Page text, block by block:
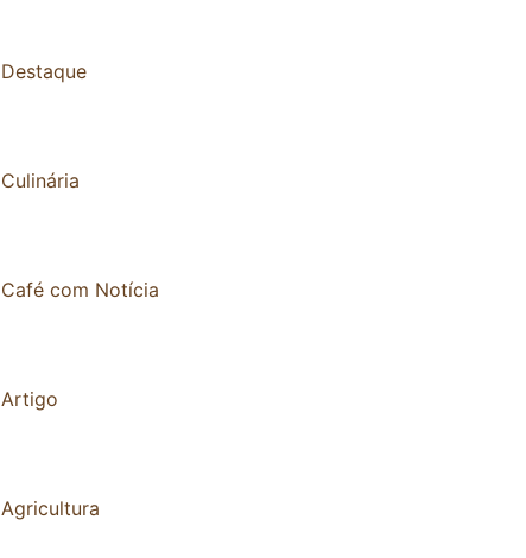
Destaque
Culinária
Café com Notícia
Artigo
Agricultura